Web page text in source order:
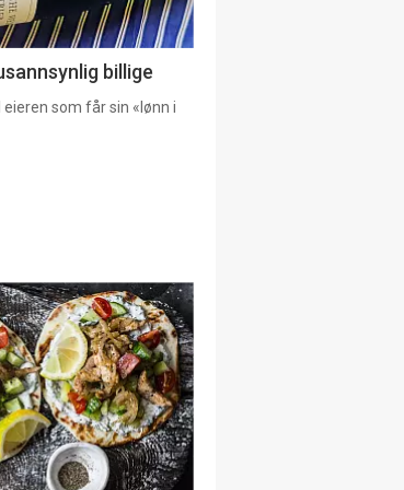
billige
som får sin «lønn i